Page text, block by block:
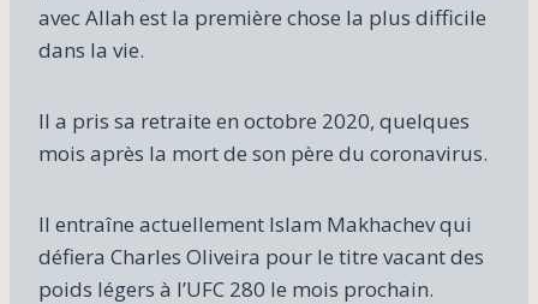
avec Allah est la première chose la plus difficile
dans la vie.
Il a pris sa retraite en octobre 2020, quelques
mois après la mort de son père du coronavirus.
Il entraîne actuellement Islam Makhachev qui
défiera Charles Oliveira pour le titre vacant des
poids légers à l’UFC 280 le mois prochain.